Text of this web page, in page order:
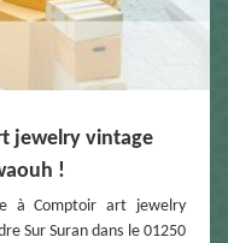
jewelry vintage
!
à Comptoir art jewelry
Sur Suran dans le 01250